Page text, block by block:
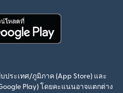
ระเทศ/ภูมิภาค (App Store) และ
Play) โดยคะแนนอาจแตกต่าง